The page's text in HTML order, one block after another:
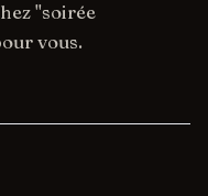
"soirée
vous.